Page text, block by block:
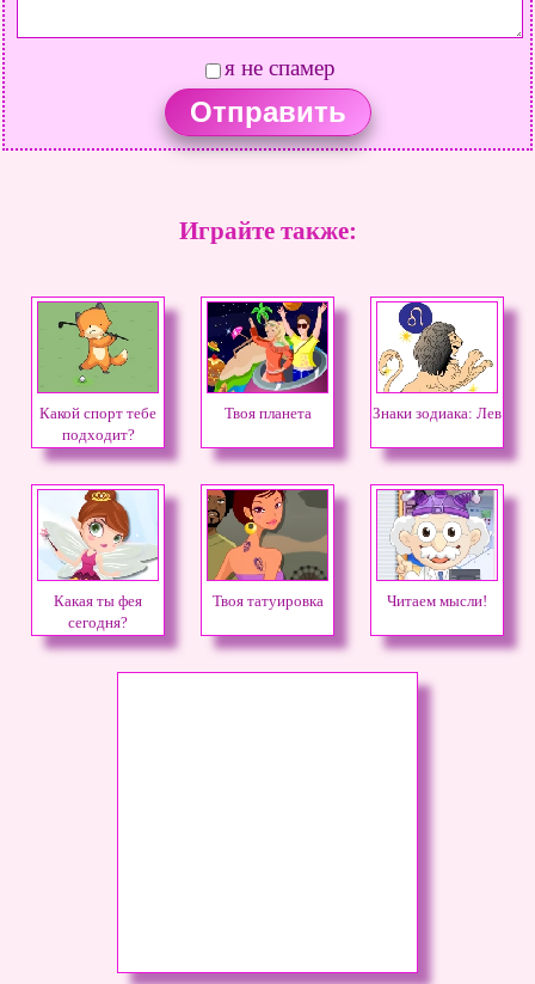
я не спамер
Играйте также:
Какой спорт тебе
подходит?
Твоя планета Знаки зодиака: Лев
Какая ты фея
сегодня?
Твоя татуировка Читаем мысли!